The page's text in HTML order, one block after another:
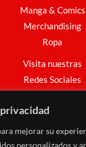
mejorar su
personalizados y
Manga & Comics
Merchandising
Ropa
Visita nuestras
Redes Sociales